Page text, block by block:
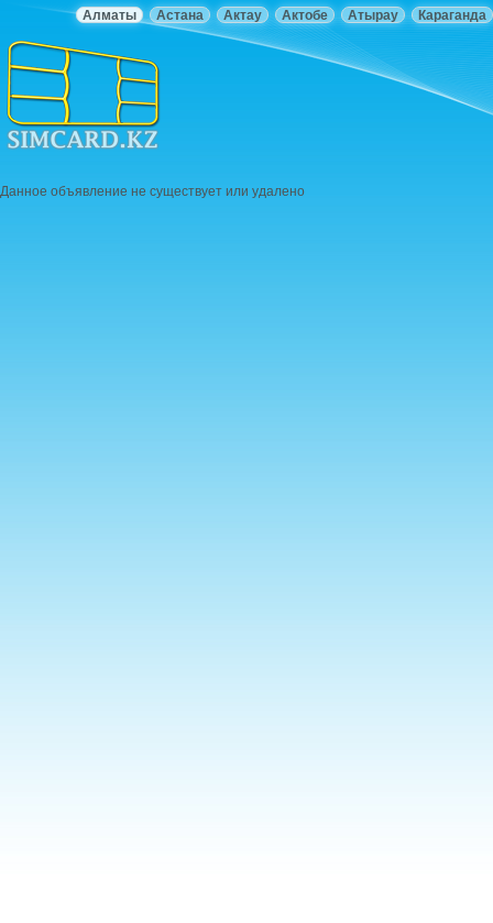
Караганда
Атырау
Актобе
Актау
Астана
Алматы
Данное объявление не существует или удалено